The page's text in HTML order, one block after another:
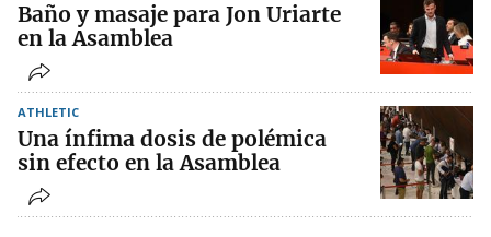
Baño y masaje para Jon Uriarte
en la Asamblea
ATHLETIC
Una ínfima dosis de polémica
sin efecto en la Asamblea